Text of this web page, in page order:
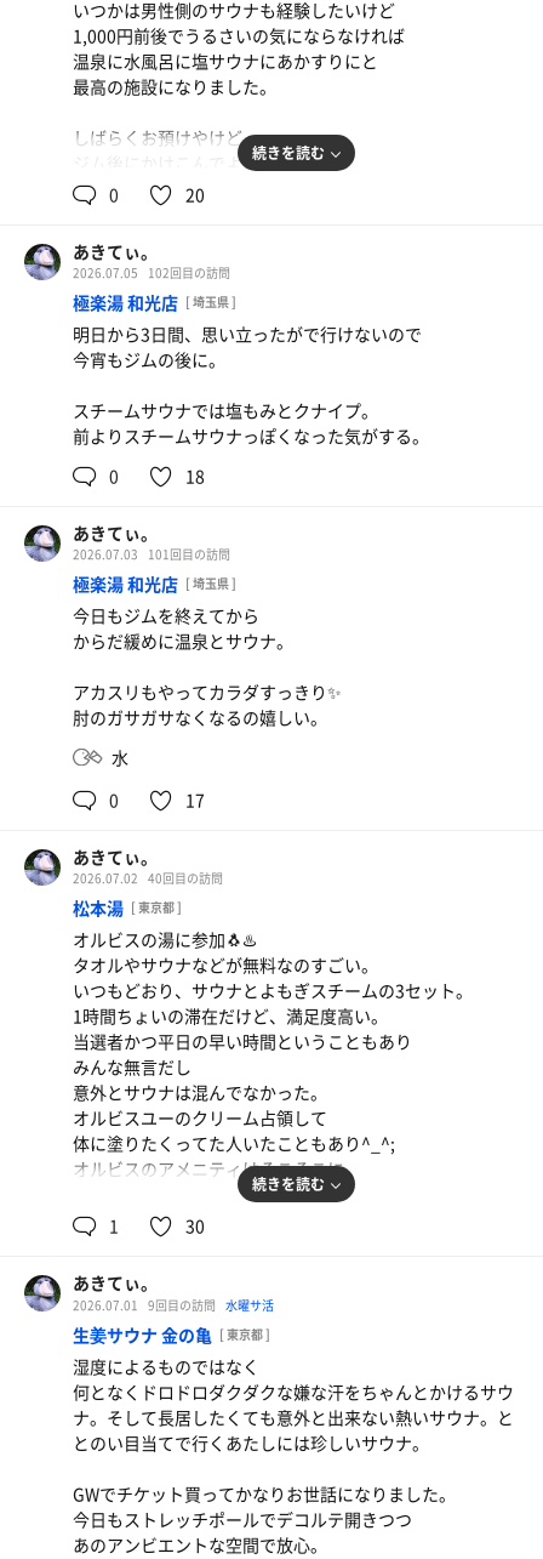
いつかは男性側のサウナも経験したいけど
1,000円前後でうるさいの気にならなければ
温泉に水風呂に塩サウナにあかすりにと
最高の施設になりました。
しばらくお預けやけど
ジム後にかけこんでよかった。
東京に戻ってきたらお世話になります！！
続きを読む
0 20
あきてぃ。
2026.07.05 102回目の訪問
極楽湯 和光店 [ 埼玉県 ]
明日から3日間、思い立ったがで行けないので
今宵もジムの後に。
スチームサウナでは塩もみとクナイプ。
前よりスチームサウナっぽくなった気がする。
0
18
あきてぃ。
2026.07.03 101回目の訪問
極楽湯 和光店 [ 埼玉県 ]
今日もジムを終えてから
からだ緩めに温泉とサウナ。
アカスリもやってカラダすっきり✨️
肘のガサガサなくなるの嬉しい。
水
0
17
あきてぃ。
2026.07.02 40回目の訪問
松本湯 [ 東京都 ]
オルビスの湯に参加🐧♨️
タオルやサウナなどが無料なのすごい。
いつもどおり、サウナとよもぎスチームの3セット。
1時間ちょいの滞在だけど、満足度高い。
当選者かつ平日の早い時間ということもあり
みんな無言だし
意外とサウナは混んでなかった。
オルビスユーのクリーム占領して
体に塗りたくってた人いたこともあり^_^;
オルビスのアメニティはそこそこに。
木曜日に松本湯来れるの新鮮✨️
次回の松本湯は8月になってしまうけど
オルビスの湯に2回も参加できて
大満足🐧♨️
続きを読む
1 30
あきてぃ。
2026.07.01 9回目の訪問 水曜サ活
生姜サウナ 金の亀 [ 東京都 ]
湿度によるものではなく
何となくドロドロダクダクな嫌な汗をちゃんとかけるサウ
ナ。そして長居したくても意外と出来ない熱いサウナ。と
とのい目当てで行くあたしには珍しいサウナ。
GWでチケット買ってかなりお世話になりました。
今日もストレッチポールでデコルテ開きつつ
あのアンビエントな空間で放心。